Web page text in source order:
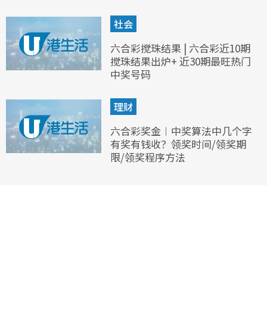
社会
六合彩搅珠结果 | 六合彩近10期
搅珠结果出炉+ 近30期最旺热门
中奖号码
理财
六合彩奖金︱中奖算法中几个字
有奖有钱收？领奖时间/领奖期
限/领奖程序方法